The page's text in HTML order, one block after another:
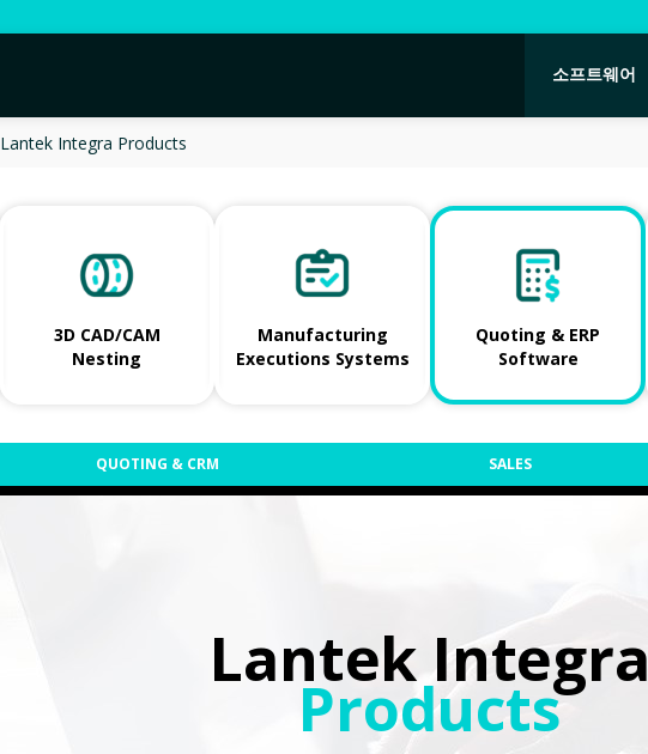
소프트웨어
Lantek Integra Products
3D CAD/CAM
Nesting
Manufacturing
Executions Systems
Quoting & ERP
Software
QUOTING & CRM SALES
Lantek Integra
Products